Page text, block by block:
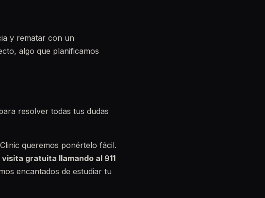
y rematar con un
algo que planificamos
resolver todas tus dudas
queremos ponértelo fácil.
gratuita llamando al 911
encantados de estudiar tu